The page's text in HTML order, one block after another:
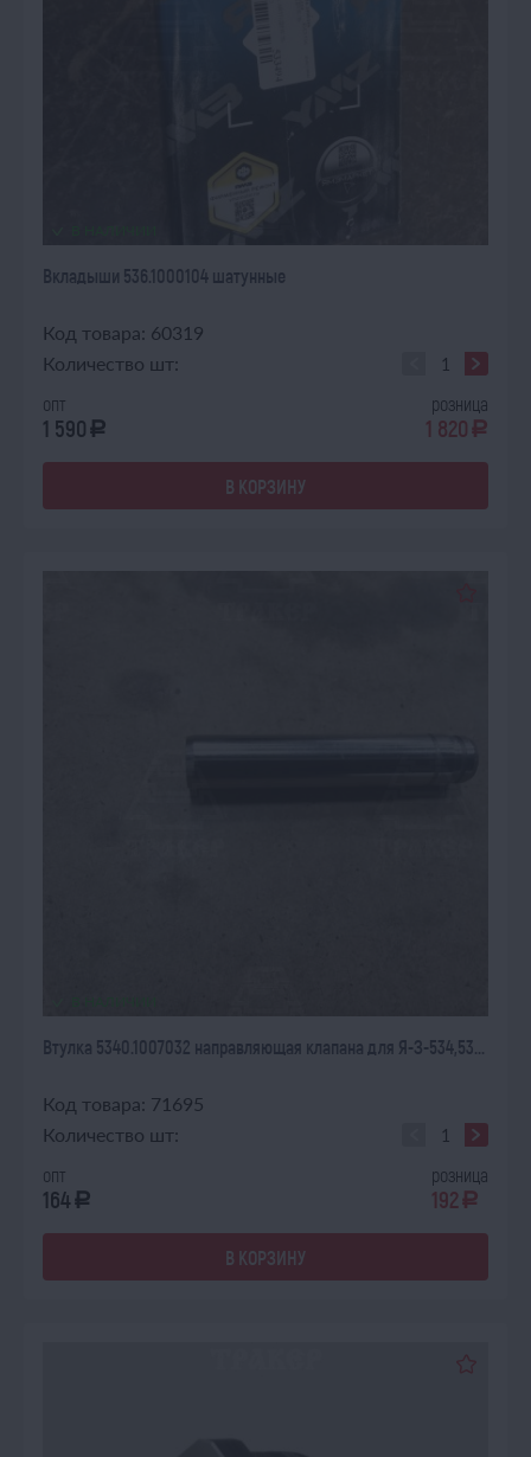
Вкладыши 536.1000104 шатунные
Код товара: 60319
Количество шт:
опт
1 590 a
розница
1 820 a
В КОРЗИНУ
Втулка 5340.1007032 направляющая клапана для Я-З-534,53...
Код товара: 71695
Количество шт:
опт
164 a
розница
192 a
В КОРЗИНУ